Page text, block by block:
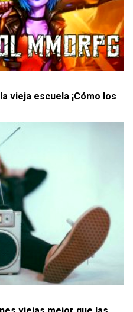
vieja escuela ¡Cómo los